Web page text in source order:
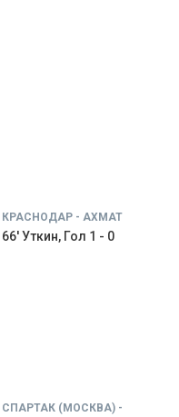
КРАСНОДАР - АХМАТ
66' Уткин, Гол 1 - 0
СПАРТАК (МОСКВА) -